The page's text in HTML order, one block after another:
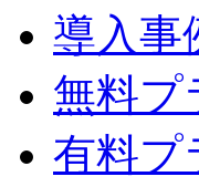
導入事
無料プ
有料プ